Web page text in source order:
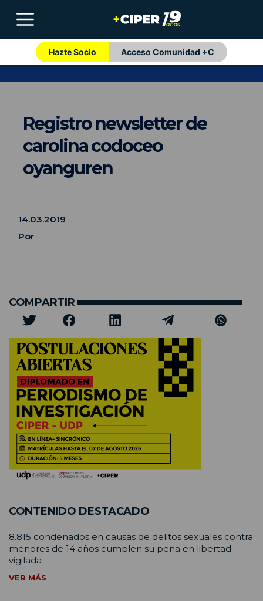
Hazte Socio Acceso Comunidad +C
Registro newsletter de
carolina codoceo
oyanguren
14.03.2019
Por
COMPARTIR
CONTENIDO DESTACADO
8.815 condenados en causas de delitos sexuales contra
menores de 14 años cumplen su pena en libertad
vigilada
VER MÁS